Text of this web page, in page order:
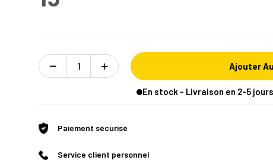
Ajouter
En stock - Livraison en 2-5
Paiement sécurisé
Service client personnel